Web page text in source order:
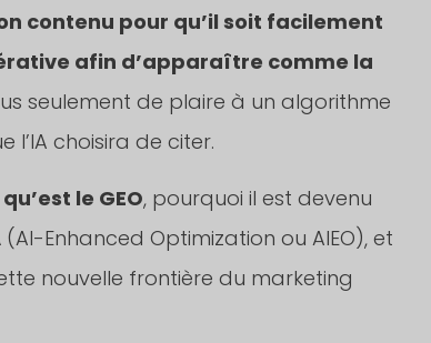
contenu pour qu’il soit facilement
afin d’apparaître comme la
seulement de plaire à un algorithme
choisira de citer.
le GEO, pourquoi il est devenu
(AI-Enhanced Optimization ou AIEO), et
nouvelle frontière du marketing